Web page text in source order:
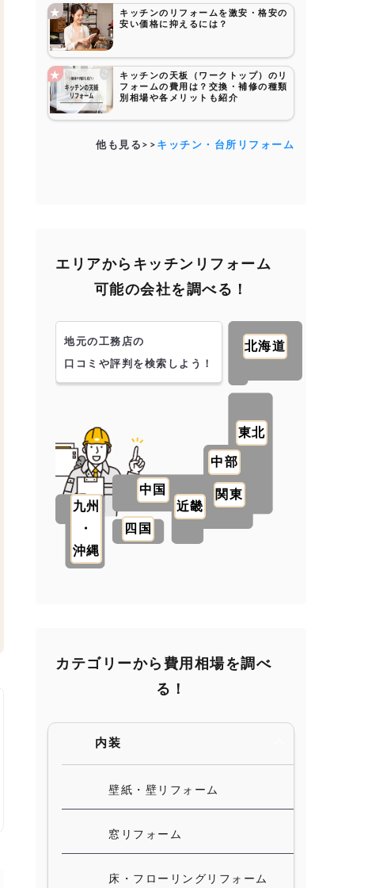
キッチンのリフォームを激安・格安の
安い価格に抑えるには？
キッチンの天板（ワークトップ）のリ
フォームの費用は？交換・補修の種類
別相場や各メリットも紹介
他も見る>> キッチン・台所リフォーム
エリアからキッチンリフォーム
可能の会社を調べる！
北海道
東北
関東
中部
近畿
中国
四国
九州
・
沖縄
地元の工務店の
口コミや評判を検索しよう！
カテゴリーから費用相場を調べ
る！
内装
壁紙・壁リフォーム
窓リフォーム
床・フローリングリフォーム